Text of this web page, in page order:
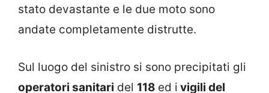
stato devastante e le due moto sono
andate completamente distrutte.
Sul luogo del sinistro si sono precipitati gli
operatori sanitari del 118 ed i vigili del